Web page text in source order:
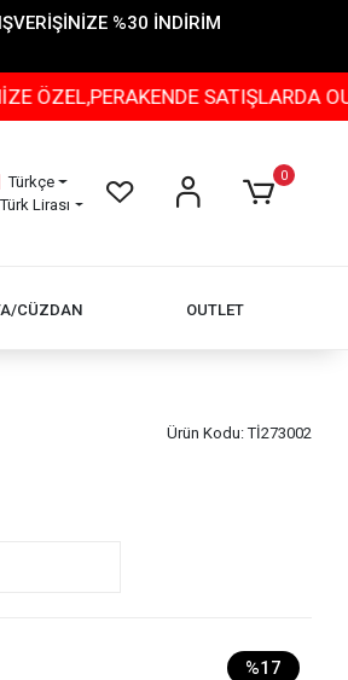
%30 İNDİRİM
SATIŞLARDA OUTLET
Türkçe
Lirası
0
CÜZDAN OUTLET
Ürün Kodu:Tİ273002
%17